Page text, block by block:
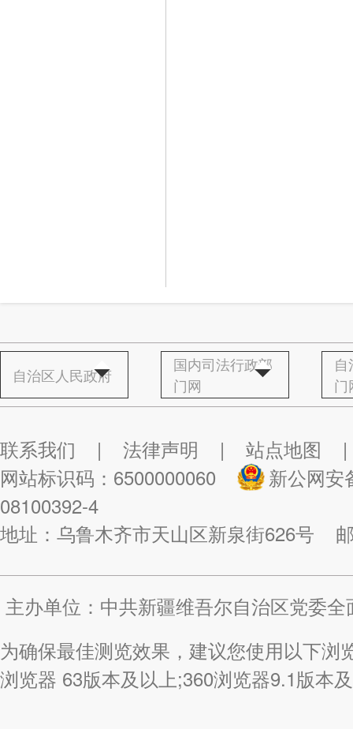
自治区人民政府
国内司法行政部
门网
门
联系我们 | 法律声明 | 站点地图
|
网站标识码：6500000060
新公网安
08100392-4
地址：乌鲁木齐市天山区新泉街626号
主办单位：中共新疆维吾尔自治区党委
为确保最佳测览效果，建议您使用以下
浏览器 63版本及以上;360浏览器9.1版本